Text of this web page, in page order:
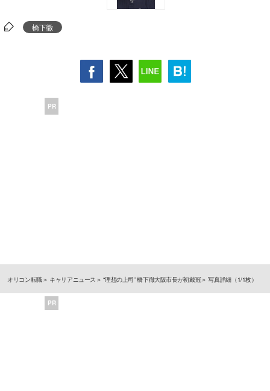
橋下徹
PR
オリコン転職 キャリアニュース “理想の上司” 橋下徹大阪市長が初戴冠 写真詳細（1/1枚）
PR